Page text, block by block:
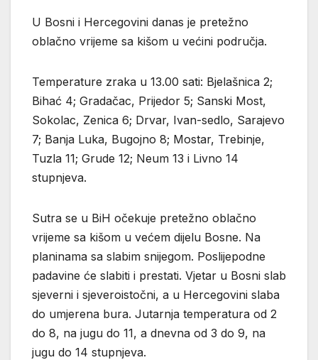
U Bosni i Hercegovini danas je pretežno
oblačno vrijeme sa kišom u većini područja.
Temperature zraka u 13.00 sati: Bjelašnica 2;
Bihać 4; Gradačac, Prijedor 5; Sanski Most,
Sokolac, Zenica 6; Drvar, Ivan-sedlo, Sarajevo
7; Banja Luka, Bugojno 8; Mostar, Trebinje,
Tuzla 11; Grude 12; Neum 13 i Livno 14
stupnjeva.
Sutra se u BiH očekuje pretežno oblačno
vrijeme sa kišom u većem dijelu Bosne. Na
planinama sa slabim snijegom. Poslijepodne
padavine će slabiti i prestati. Vjetar u Bosni slab
sjeverni i sjeveroistočni, a u Hercegovini slaba
do umjerena bura. Jutarnja temperatura od 2
do 8, na jugu do 11, a dnevna od 3 do 9, na
jugu do 14 stupnjeva.